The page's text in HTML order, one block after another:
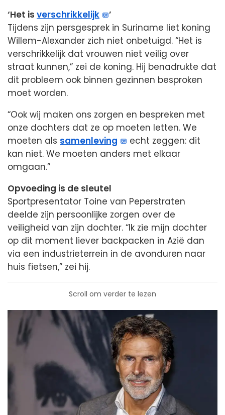
‘Het is verschrikkelijk
’
Tijdens zijn persgesprek in Suriname liet koning
Willem-Alexander zich niet onbetuigd. “Het is
verschrikkelijk dat vrouwen niet veilig over
straat kunnen,” zei de koning. Hij benadrukte dat
dit probleem ook binnen gezinnen besproken
moet worden.
“Ook wij maken ons zorgen en bespreken met
onze dochters dat ze op moeten letten. We
moeten als samenleving
echt zeggen: dit
kan niet. We moeten anders met elkaar
omgaan.”
Opvoeding is de sleutel
Sportpresentator Toine van Peperstraten
deelde zijn persoonlijke zorgen over de
veiligheid van zijn dochter. “Ik zie mijn dochter
op dit moment liever backpacken in Azië dan
via een industrieterrein in de avonduren naar
huis fietsen,” zei hij.
Scroll om verder te lezen